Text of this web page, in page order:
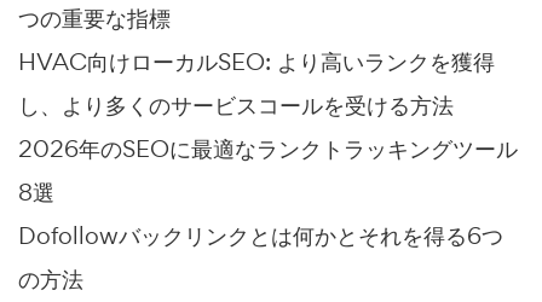
つの重要な指標
HVAC向けローカルSEO: より高いランクを獲得
し、より多くのサービスコールを受ける方法
2026年のSEOに最適なランクトラッキングツール
8選
Dofollowバックリンクとは何かとそれを得る6つ
の方法